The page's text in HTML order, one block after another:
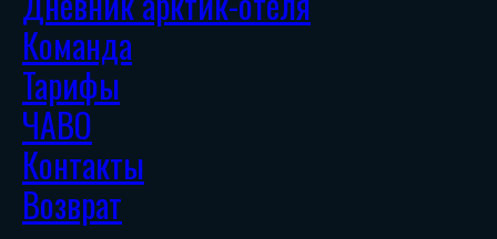
Команда
Тарифы
ЧАВО
Контакты
Возврат